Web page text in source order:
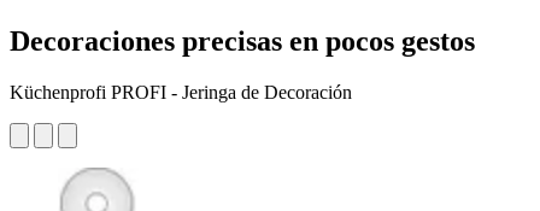
Decoraciones precisas en pocos gestos
Küchenprofi PROFI - Jeringa de Decoración